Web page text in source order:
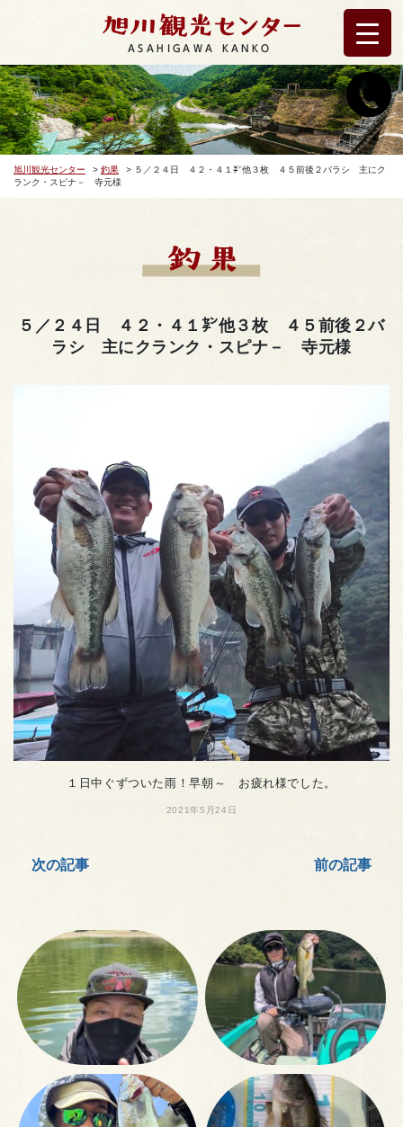
ASAHIGAWA KANKO
旭川観光センター > 釣果 > ５／２４日 ４２・４１㌢他３枚 ４５前後２バラシ 主にク
ランク・スピナ－ 寺元様
５／２４日 ４２・４１㌢他３枚 ４５前後２バ
ラシ 主にクランク・スピナ－ 寺元様
１日中ぐずついた雨！早朝～ お疲れ様でした。
2021年5月24日
次の記事 前の記事